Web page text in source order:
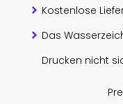
Kostenlose
Das
Drucken nicht